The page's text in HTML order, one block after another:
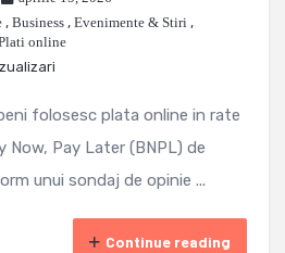
, Business , Evenimente & Stiri ,
online
folosesc plata online in rate
Now, Pay Later (BNPL) de
unui sondaj de opinie ...
Continue reading